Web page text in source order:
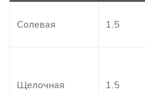
Солевая 1.5
Щелочная 1.5